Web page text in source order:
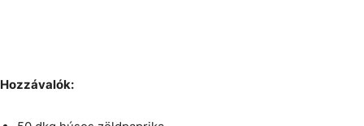
Hozzávalók: